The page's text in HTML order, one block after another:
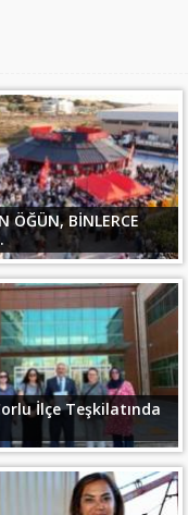
ÖĞÜN, BİNLERCE
İlçe Teşkilatında